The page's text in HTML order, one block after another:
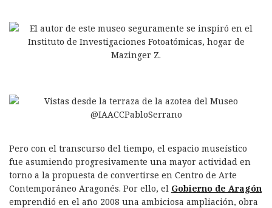
Pero con el transcurso del tiempo, el espacio museístico
fue asumiendo progresivamente una mayor actividad en
torno a la propuesta de convertirse en Centro de Arte
Contemporáneo Aragonés. Por ello, el Gobierno de Aragón
emprendió en el año 2008 una ambiciosa ampliación, obra